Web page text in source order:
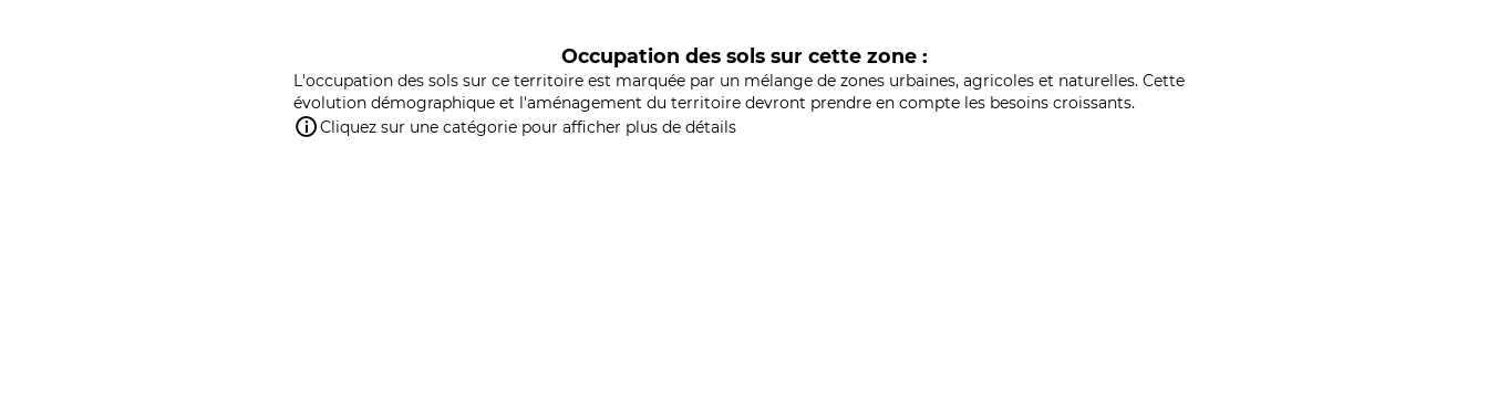
Occupation des sols sur cette zone :
L'occupation des sols sur ce territoire est marquée par un mélange de zones urbaines, agricoles et naturelles. Cette
évolution démographique et l'aménagement du territoire devront prendre en compte les besoins croissants.
Cliquez sur une catégorie pour afficher plus de détails